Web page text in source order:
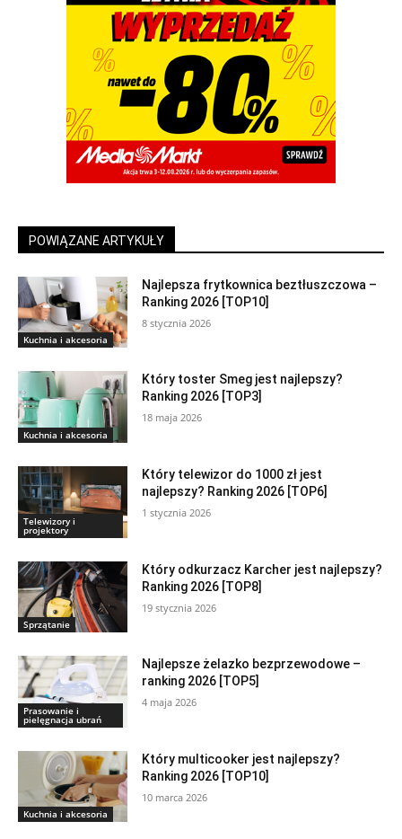
POWIĄZANE ARTYKUŁY
Kuchnia i akcesoria
Najlepsza frytkownica beztłuszczowa –
Ranking 2026 [TOP10]
8 stycznia 2026
Kuchnia i akcesoria
Który toster Smeg jest najlepszy?
Ranking 2026 [TOP3]
18 maja 2026
Telewizory i
projektory
Który telewizor do 1000 zł jest
najlepszy? Ranking 2026 [TOP6]
1 stycznia 2026
Sprzątanie
Który odkurzacz Karcher jest najlepszy?
Ranking 2026 [TOP8]
19 stycznia 2026
Prasowanie i
pielęgnacja ubrań
Najlepsze żelazko bezprzewodowe –
ranking 2026 [TOP5]
4 maja 2026
Kuchnia i akcesoria
Który multicooker jest najlepszy?
Ranking 2026 [TOP10]
10 marca 2026